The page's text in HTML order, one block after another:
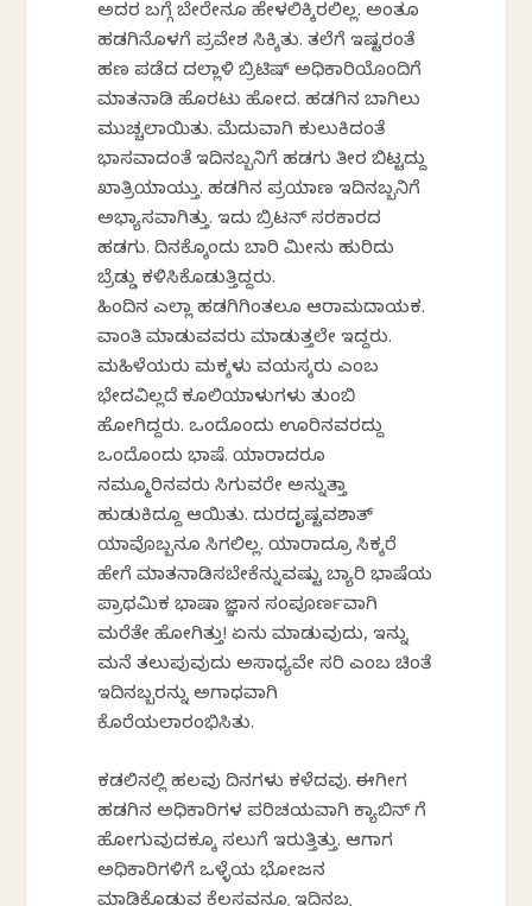
ಅದರ ಬಗ್ಗೆ ಬೇರೇನೂ ಹೇಳಲಿಕ್ಕಿರಲಿಲ್ಲ. ಅಂತೂ
ಹಡಗಿನೊಳಗೆ ಪ್ರವೇಶ ಸಿಕ್ಕಿತು. ತಲೆಗೆ ಇಷ್ಟರಂತೆ
ಹಣ ಪಡೆದ ದಲ್ಲಾಳಿ ಬ್ರಿಟಿಷ್ ಅಧಿಕಾರಿಯೊಂದಿಗೆ
ಮಾತನಾಡಿ ಹೊರಟು ಹೋದ. ಹಡಗಿನ ಬಾಗಿಲು
ಮುಚ್ಚಲಾಯಿತು. ಮೆದುವಾಗಿ ಕುಲುಕಿದಂತೆ
ಭಾಸವಾದಂತೆ ಇದಿನಬ್ಬನಿಗೆ ಹಡಗು ತೀರ ಬಿಟ್ಟದ್ದು
ಖಾತ್ರಿಯಾಯ್ತು. ಹಡಗಿನ ಪ್ರಯಾಣ ಇದಿನಬ್ಬನಿಗೆ
ಅಭ್ಯಾಸವಾಗಿತ್ತು. ಇದು ಬ್ರಿಟನ್ ಸರಕಾರದ
ಹಡಗು. ದಿನಕ್ಕೊಂದು ಬಾರಿ ಮೀನು ಹುರಿದು
ಬ್ರೆಡ್ಡು ಕಳಿಸಿಕೊಡುತ್ತಿದ್ದರು.
ಹಿಂದಿನ ಎಲ್ಲಾ ಹಡಗಿಗಿಂತಲೂ ಆರಾಮದಾಯಕ.
ವಾಂತಿ ಮಾಡುವವರು ಮಾಡುತ್ತಲೇ ಇದ್ದರು‌.
ಮಹಿಳೆಯರು ಮಕ್ಕಳು ವಯಸ್ಕರು ಎಂಬ
ಭೇದವಿಲ್ಲದೆ ಕೂಲಿಯಾಳುಗಳು ತುಂಬಿ
ಹೋಗಿದ್ದರು. ಒಂದೊಂದು ಊರಿನವರದ್ದು
ಒಂದೊಂದು ಭಾಷೆ. ಯಾರಾದರೂ
ನಮ್ಮೂರಿನವರು ಸಿಗುವರೇ ಅನ್ನುತ್ತಾ
ಹುಡುಕಿದ್ದೂ ಆಯಿತು. ದುರದೃಷ್ಟವಶಾತ್
ಯಾವೊಬ್ಬನೂ ಸಿಗಲಿಲ್ಲ. ಯಾರಾದ್ರೂ ಸಿಕ್ಕರೆ
ಹೇಗೆ ಮಾತನಾಡಿಸಬೇಕೆನ್ನುವಷ್ಟು ಬ್ಯಾರಿ ಭಾಷೆಯ
ಪ್ರಾಥಮಿಕ ಭಾಷಾ ಜ್ಞಾನ ಸಂಪೂರ್ಣವಾಗಿ
ಮರೆತೇ ಹೋಗಿತ್ತು! ಏನು ಮಾಡುವುದು, ಇನ್ನು
ಮನೆ ತಲುಪುವುದು ಅಸಾಧ್ಯವೇ ಸರಿ ಎಂಬ ಚಿಂತೆ
ಇದಿನಬ್ಬರನ್ನು ಅಗಾಧವಾಗಿ
ಕೊರೆಯಲಾರಂಭಿಸಿತು.
ಕಡಲಿನಲ್ಲಿ ಹಲವು ದಿನಗಳು ಕಳೆದವು. ಈಗೀಗ
ಹಡಗಿನ ಅಧಿಕಾರಿಗಳ ಪರಿಚಯವಾಗಿ ಕ್ಯಾಬಿನ್ ಗೆ
ಹೋಗುವುದಕ್ಕೂ ಸಲುಗೆ ಇರುತ್ತಿತ್ತು. ಆಗಾಗ
ಅಧಿಕಾರಿಗಳಿಗೆ ಒಳ್ಳೆಯ ಭೋಜನ